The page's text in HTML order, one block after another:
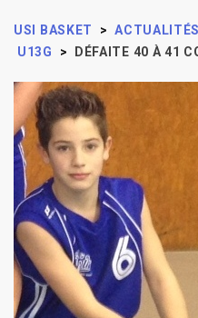
USI BASKET > ACTUALITÉS
U13G
> DÉFAITE 40 À 41